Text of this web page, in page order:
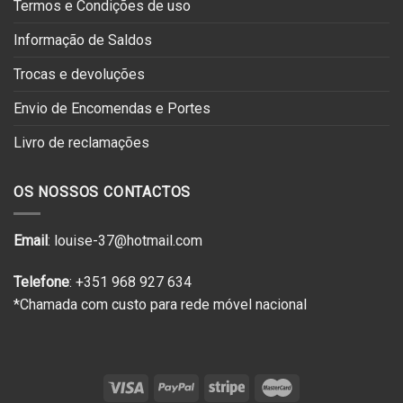
Termos e Condições de uso
Informação de Saldos
Trocas e devoluções
Envio de Encomendas e Portes
Livro de reclamações
OS NOSSOS CONTACTOS
Email: louise-37@hotmail.com
Telefone: +351 968 927 634
*Chamada com custo para rede móvel nacional